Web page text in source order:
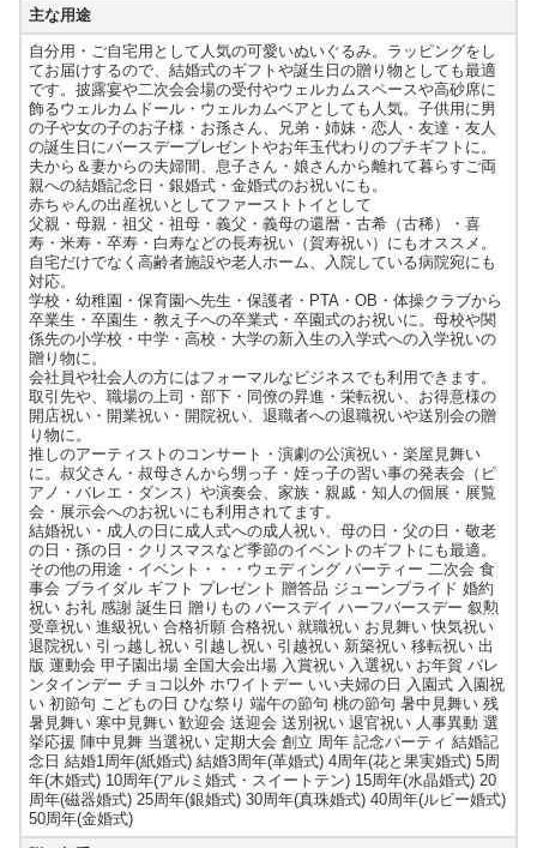
主な用途
自分用・ご自宅用として人気の可愛いぬいぐるみ。ラッピングをし
てお届けするので、結婚式のギフトや誕生日の贈り物としても最適
です。披露宴や二次会会場の受付やウェルカムスペースや高砂席に
飾るウェルカムドール・ウェルカムベアとしても人気。子供用に男
の子や女の子のお子様・お孫さん、兄弟・姉妹・恋人・友達・友人
の誕生日にバースデープレゼントやお年玉代わりのプチギフトに。
夫から＆妻からの夫婦間、息子さん・娘さんから離れて暮らすご両
親への結婚記念日・銀婚式・金婚式のお祝いにも。
赤ちゃんの出産祝いとしてファーストトイとして
父親・母親・祖父・祖母・義父・義母の還暦・古希（古稀）・喜
寿・米寿・卒寿・白寿などの長寿祝い（賀寿祝い）にもオススメ。
自宅だけでなく高齢者施設や老人ホーム、入院している病院宛にも
対応。
学校・幼稚園・保育園へ先生・保護者・PTA・OB・体操クラブから
卒業生・卒園生・教え子への卒業式・卒園式のお祝いに。母校や関
係先の小学校・中学・高校・大学の新入生の入学式への入学祝いの
贈り物に。
会社員や社会人の方にはフォーマルなビジネスでも利用できます。
取引先や、職場の上司・部下・同僚の昇進・栄転祝い、お得意様の
開店祝い・開業祝い・開院祝い、退職者への退職祝いや送別会の贈
り物に。
推しのアーティストのコンサート・演劇の公演祝い・楽屋見舞い
に。叔父さん・叔母さんから甥っ子・姪っ子の習い事の発表会（ピ
アノ・バレエ・ダンス）や演奏会、家族・親戚・知人の個展・展覧
会・展示会へのお祝いにも利用されてます。
結婚祝い・成人の日に成人式への成人祝い、母の日・父の日・敬老
の日・孫の日・クリスマスなど季節のイベントのギフトにも最適。
その他の用途・イベント・・・ウェディング パーティー 二次会 食
事会 ブライダル ギフト プレゼント 贈答品 ジューンブライド 婚約
祝い お礼 感謝 誕生日 贈りもの バースデイ ハーフバースデー 叙勲
受章祝い 進級祝い 合格祈願 合格祝い 就職祝い お見舞い 快気祝い
退院祝い 引っ越し祝い 引越し祝い 引越祝い 新築祝い 移転祝い 出
版 運動会 甲子園出場 全国大会出場 入賞祝い 入選祝い お年賀 バレ
ンタインデー チョコ以外 ホワイトデー いい夫婦の日 入園式 入園祝
い 初節句 こどもの日 ひな祭り 端午の節句 桃の節句 暑中見舞い 残
暑見舞い 寒中見舞い 歓迎会 送迎会 送別祝い 退官祝い 人事異動 選
挙応援 陣中見舞 当選祝い 定期大会 創立 周年 記念パーティ 結婚記
念日 結婚1周年(紙婚式) 結婚3周年(革婚式) 4周年(花と果実婚式) 5周
年(木婚式) 10周年(アルミ婚式・スイートテン) 15周年(水晶婚式) 20
周年(磁器婚式) 25周年(銀婚式) 30周年(真珠婚式) 40周年(ルビー婚式)
50周年(金婚式)